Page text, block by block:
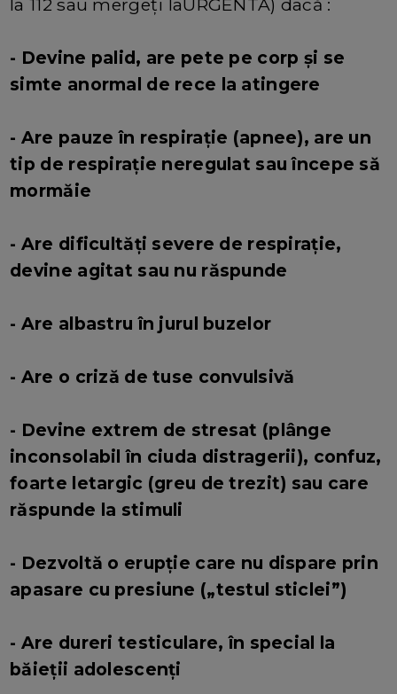
la 112 sau mergeți laURGENTA) dacă :
- Devine palid, are pete pe corp și se
simte anormal de rece la atingere
- Are pauze în respirație (apnee), are un
tip de respirație neregulat sau începe să
mormăie
- Are dificultăți severe de respirație,
devine agitat sau nu răspunde
- Are albastru în jurul buzelor
- Are o criză de tuse convulsivă
- Devine extrem de stresat (plânge
inconsolabil în ciuda distragerii), confuz,
foarte letargic (greu de trezit) sau care
răspunde la stimuli
- Dezvoltă o erupție care nu dispare prin
apasare cu presiune („testul sticlei”)
- Are dureri testiculare, în special la
băieții adolescenți